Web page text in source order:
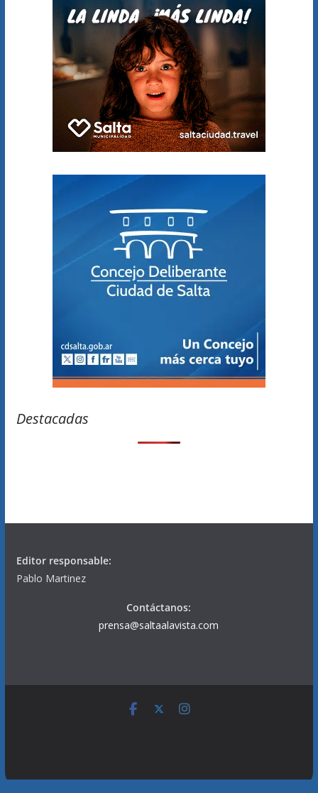
Destacadas
Editor responsable:
Pablo Martinez
Contáctanos:
prensa@saltaalavista.com